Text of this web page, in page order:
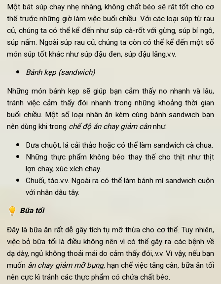
Salad
Salad là một trongcác món chaygiảm cân được nhiều
ưu thích, với các nguyên liệu chính từ rau củ, không chứa
béo rất phù hợp cho những bữa ăn trưa . Ngoài salad với rau
ra, chúng ta còn có nhiều lựa chọn khác như salad làm từ
Súp
Một bát súp chay nhẹ nhàng, không chất béo sẽ rât tốt cho
củ, chúng ta có thể kể đến như súp cà-rốt với gừng, súp bí
súp nấm. Ngoài súp rau củ, chúng ta còn có thể kể đến một
món súp tốt khác như súp đậu đen, súp đậu lăng.v.v.
Bánh kẹp (sandwich)
Những món bánh kẹp sẽ giúp bạn cảm thấy no nhanh và
buổi chiều. Một số loại nhân ăn kèm cùng bánh sandwich
nên dùng khi trong
chế độ ăn chay giảm cânnhư:
Dưa chuột, lá cải thảo hoặc có thể làm sandwich cà
Những thực phẩm không béo thay thế cho thịt như